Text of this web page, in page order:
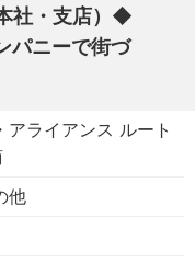
社・支店）◆
パニーで街づ
ライアンス ルート
他